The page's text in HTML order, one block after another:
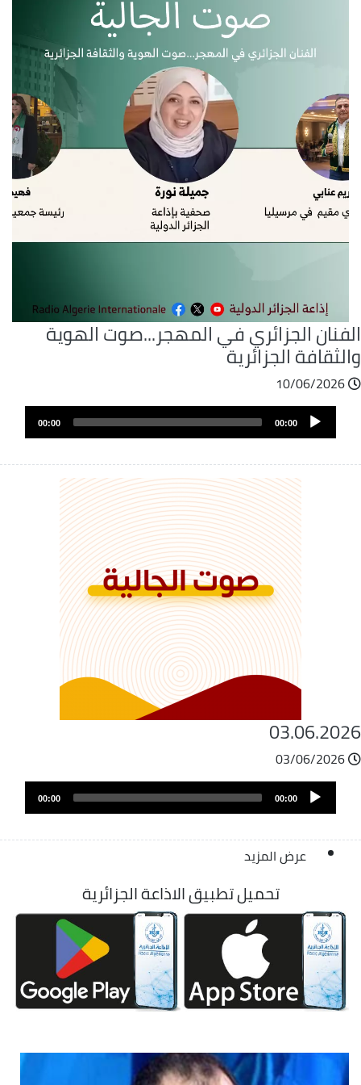
الجزائري في المهجر...صوت الهوية
الجزائرية
10/06/2026
ملفAudio
Player
00:00
00:00
03/06/2026
ملفAudio
Player
00:00
00:00
عرض المزيد
تحميل تطبيق الاذاعة الجزائرية